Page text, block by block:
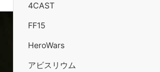
4CAST
FF15
HeroWars
アビスリウム